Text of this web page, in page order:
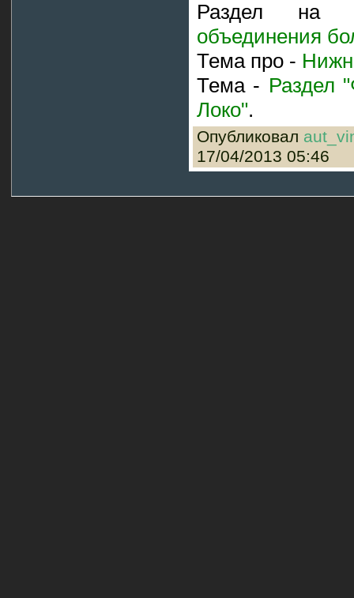
Раздел
объединения
Тема про -
Тема - Раздел
Локо".
Опубликовал
17/04/2013 05:46